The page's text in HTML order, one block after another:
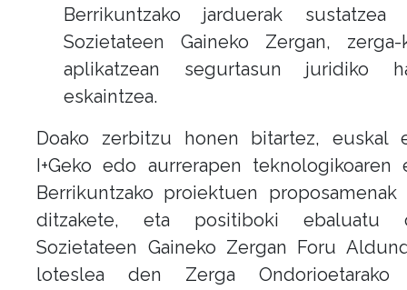
Berrikuntzako jarduerak
Sozietateen Gaineko Zergan, zerga-
aplikatzean segurtasun juridiko
eskaintzea.
Doako zerbitzu honen bitartez, euskal
I+Geko edo aurrerapen teknologikoaren
Berrikuntzako proiektuen proposamenak
ditzakete, eta positiboki ebaluatu
Sozietateen Gaineko Zergan Foru
loteslea den Zerga Ondorioetarako